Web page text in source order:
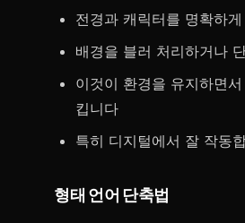
전경과 캐릭터를 명확하
배경을 블러 처리하거나
이것이 환경을 유지하면
킵니다
특히 디지털에서 잘 작동
형태 언어 단축법